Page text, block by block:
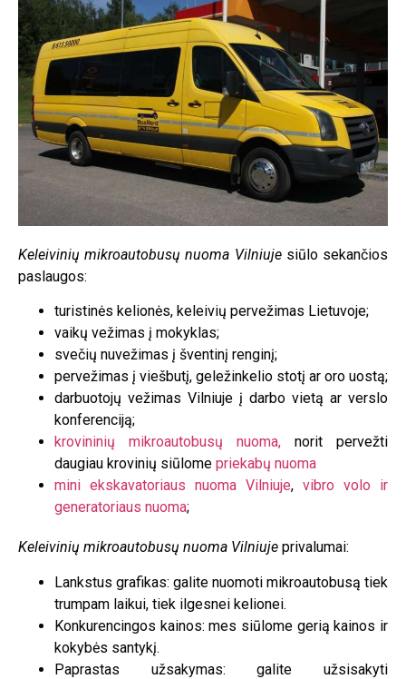
Keleivinių mikroautobusų nuoma Vilniujesiūlo sekančios
paslaugos:
turistinės kelionės, keleivių pervežimas Lietuvoje;
vaikų vežimas į mokyklas;
svečių nuvežimas į šventinį renginį;
pervežimas į viešbutį, geležinkelio stotį ar oro uostą;
darbuotojų vežimas Vilniuje į darbo vietą ar verslo
konferenciją;
krovininių mikroautobusų nuoma, norit pervežti
daugiau krovinių siūlome priekabų nuoma
mini ekskavatoriaus nuoma Vilniuje, vibro volo ir
generatoriaus nuoma;
Keleivinių mikroautobusų nuoma Vilniuje privalumai:
Lankstus grafikas: galite nuomoti mikroautobusą tiek
trumpam laikui, tiek ilgesnei kelionei.
Konkurencingos kainos: mes siūlome gerią kainos ir
kokybės santykį.
Paprastas užsakymas: galite užsisakyti